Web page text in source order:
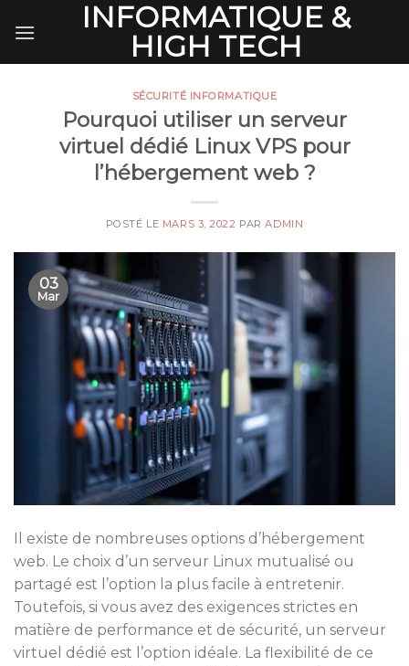
INFORMATIQUE &
HIGH TECH
SÉCURITÉ INFORMATIQUE
Pourquoi utiliser un serveur
virtuel dédié Linux VPS pour
l’hébergement web ?
POSTÉ LE MARS 3, 2022 PARADMIN
03
Mar
Il existe de nombreuses options d’hébergement
web. Le choix d’un serveur Linux mutualisé ou
partagé est l’option la plus facile à entretenir.
Toutefois, si vous avez des exigences strictes en
matière de performance et de sécurité, un serveur
virtuel dédié est l’option idéale. La flexibilité de ce